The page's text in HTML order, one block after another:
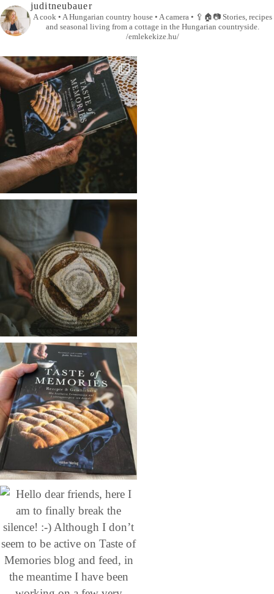
juditneubauer
A cook • A Hungarian country house • A camera • 🥄🏠📷Stories, recipes
and seasonal living from a cottage in the Hungarian countryside.
/emlekekize.hu/